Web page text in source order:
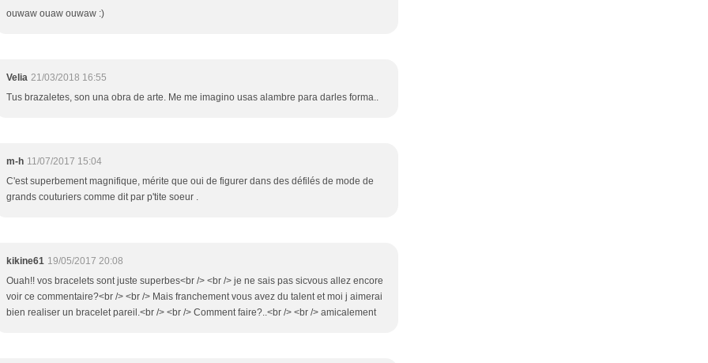
ouwaw ouaw ouwaw :)
Velia 21/03/2018 16:55
Tus brazaletes, son una obra de arte. Me me imagino usas alambre para darles forma..
m-h 11/07/2017 15:04
C'est superbement magnifique, mérite que oui de figurer dans des défilés de mode de
grands couturiers comme dit par p'tite soeur .
kikine61 19/05/2017 20:08
Ouah!! vos bracelets sont juste superbes<br /> <br /> je ne sais pas sicvous allez encore
voir ce commentaire?<br /> <br /> Mais franchement vous avez du talent et moi j aimerai
bien realiser un bracelet pareil.<br /> <br /> Comment faire?..<br /> <br /> amicalement